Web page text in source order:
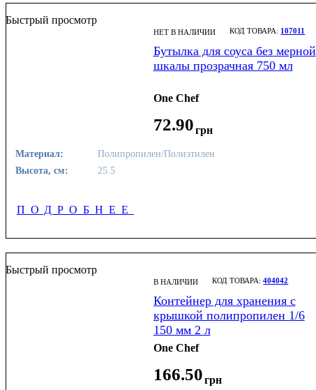
Быстрый просмотр
НЕТ В НАЛИЧИИ 107011
Бутылка для соуса без мерной
шкалы прозрачная 750 мл
One Chef
72.90грн
Материал:
Полипропилен/Полиэтилен
Высота, см:
25.5
ПОДРОБНЕЕ
Быстрый просмотр
В НАЛИЧИИ 404042
Контейнер для хранения с
крышкой полипропилен 1/6
150 мм 2 л
One Chef
166.50грн